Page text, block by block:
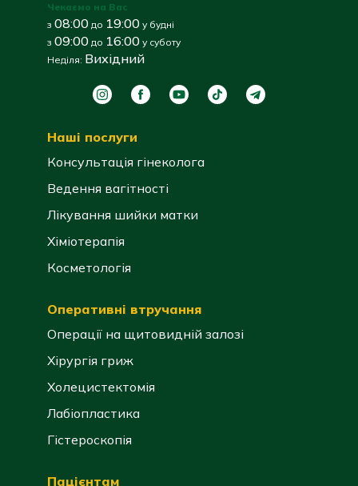
Чекаємо на Вас
з 08:00 до 19:00 у будні
з 09:00 до 16:00 у суботу
Неділя: Вихідний
Наші послуги
Консультація гінеколога
Ведення вагітності
Лікування шийки матки
Хіміотерапія
Косметологія
Оперативні втручання
Операції на щитовидній залозі
Хірургія гриж
Холецистектомія
Лабіопластика
Гістероскопія
Пацієнтам